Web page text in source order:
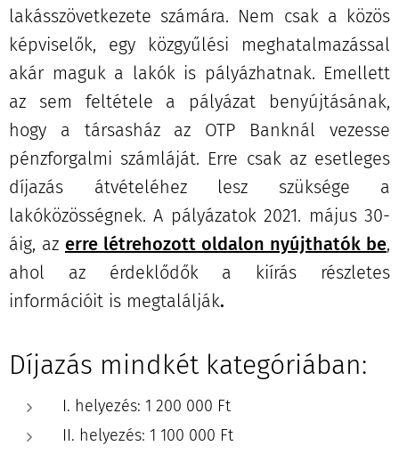
lakásszövetkezete számára. Nem csak a közös
képviselők, egy közgyűlési meghatalmazással
akár maguk a lakók is pályázhatnak. Emellett
az sem feltétele a pályázat benyújtásának,
hogy a társasház az OTP Banknál vezesse
pénzforgalmi számláját. Erre csak az esetleges
díjazás átvételéhez lesz szüksége a
lakóközösségnek. A pályázatok 2021. május 30-
áig, az erre létrehozott oldalon nyújthatók be,
ahol az érdeklődők a kiírás részletes
információit is megtalálják.
Díjazás mindkét kategóriában:
I. helyezés: 1 200 000 Ft
II. helyezés: 1 100 000 Ft